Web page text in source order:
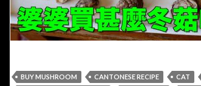
BUY MUSHROOM CANTONESE RECIPE CAT